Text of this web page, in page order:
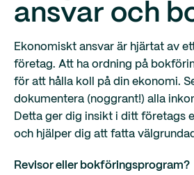
ansvar och
Ekonomiskt ansvar är hjärtat av
företag. Att ha ordning på
för att hålla koll på din ekonomi.
dokumentera (noggrant!) alla
Detta ger dig insikt i ditt företags
och hjälper dig att fatta
Revisor eller bokföringsprogram?